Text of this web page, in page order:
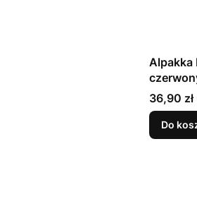
Alpakka
Cena
36,90 zł
Do